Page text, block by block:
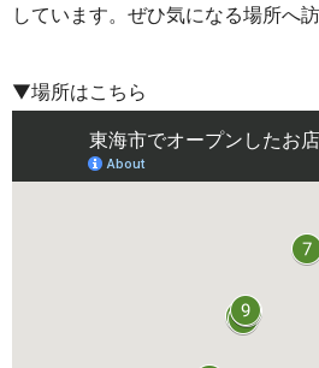
しています。ぜひ気になる場所へ
▼場所はこちら